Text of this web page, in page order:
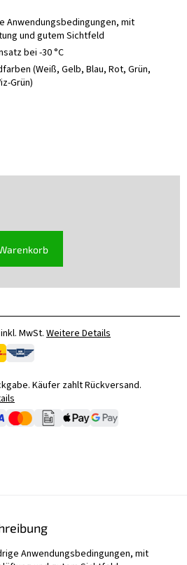
Anwendungsbedingungen, mit
und gutem Sichtfeld
bei -30 °C
(Weiß, Gelb, Blau, Rot, Grün,
Grün)
MwSt. Weitere Details
Käufer zahlt Rückversand.
Anwendungsbedingungen, mit